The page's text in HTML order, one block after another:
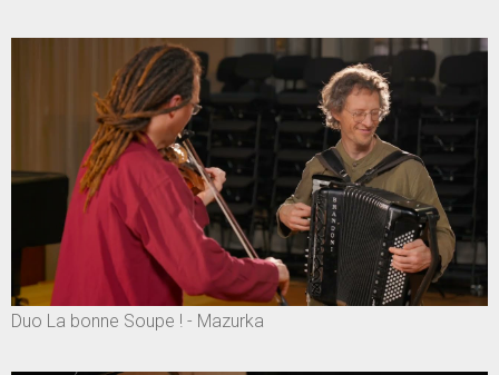
Duo La bonne Soupe ! - Mazurka